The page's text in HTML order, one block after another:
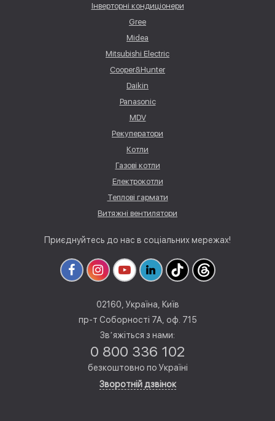
Інверторні кондиціонери
Gree
Midea
Mitsubishi Electric
Cooper&Hunter
Daikin
Panasonic
MDV
Рекуператори
Котли
Газові котли
Електрокотли
Теплові гармати
Витяжні вентилятори
Приєднуйтесь до нас в соціальних мережах!
02160, Україна, Київ
пр-т Соборності 7А, оф. 715
Звʼяжіться з нами:
0 800 336 102
безкоштовно по Україні
Зворотній дзвінок